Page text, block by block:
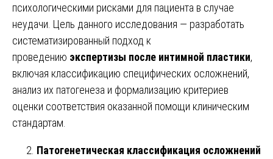
психологическими рисками для пациента в случае
неудачи. Цель данного исследования — разработать
систематизированный подход к
проведению экспертизы после интимной пластики,
включая классификацию специфических осложнений,
анализ их патогенеза и формализацию критериев
оценки соответствия оказанной помощи клиническим
стандартам.
Патогенетическая классификация осложнений